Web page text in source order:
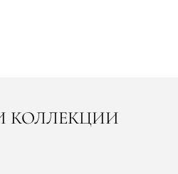
КОЛЛЕКЦИИ